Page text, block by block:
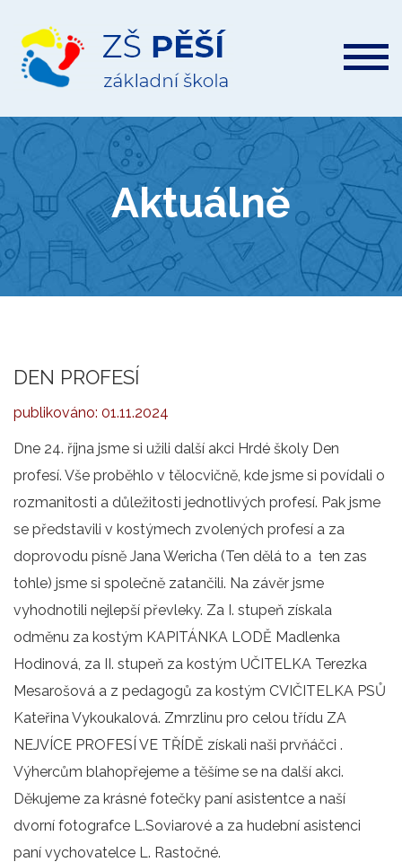
ZŠ
Pěší
Aktuálně
DEN PROFESÍ
publikováno: 01.11.2024
Dne 24. října jsme si užili další akci Hrdé školy Den
profesí. Vše proběhlo v tělocvičně, kde jsme si povídali o
rozmanitosti a důležitosti jednotlivých profesí. Pak jsme
se představili v kostýmech zvolených profesí a za
doprovodu písně Jana Wericha (Ten dělá to a ten zas
tohle) jsme si společně zatančili. Na závěr jsme
vyhodnotili nejlepší převleky. Za I. stupeň získala
odměnu za kostým KAPITÁNKA LODĚ Madlenka
Hodinová, za II. stupeň za kostým UČITELKA Terezka
Mesarošová a z pedagogů za kostým CVIČITELKA PSŮ
Kateřina Vykoukalová. Zmrzlinu pro celou třídu ZA
NEJVÍCE PROFESÍ VE TŘÍDĚ získali naši prvňáčci .
Výhercům blahopřejeme a těšíme se na další akci.
Děkujeme za krásné fotečky paní asistentce a naší
dvorní fotografce L.Soviarové a za hudební asistenci
paní vychovatelce L. Rastočné.